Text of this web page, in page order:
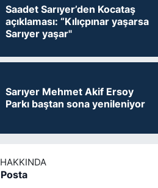
Saadet Sarıyer’den Kocataş
açıklaması: “Kılıçpınar yaşarsa
Sarıyer yaşar"
Sarıyer Mehmet Akif Ersoy
Parkı baştan sona yenileniyor